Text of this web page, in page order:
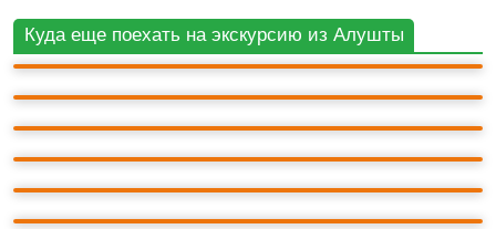
Куда еще поехать на экскурсию из Алушты
КОКТЕБЕЛЬ
БАХЧИСАРАЙ
ВОРОНЦОВСКИЙ ДВОРЕЦ
ГОРА АЙ-ПЕТРИ
ЛАСТОЧКИНО ГНЕЗДО
ЛИВАДИЙСКИЙ ДВОРЕЦ